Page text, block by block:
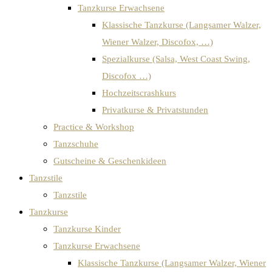
Tanzkurse Erwachsene
Klassische Tanzkurse (Langsamer Walzer,
Wiener Walzer, Discofox, …)
Spezialkurse (Salsa, West Coast Swing,
Discofox …)
Hochzeitscrashkurs
Privatkurse & Privatstunden
Practice & Workshop
Tanzschuhe
Gutscheine & Geschenkideen
Tanzstile
Tanzstile
Tanzkurse
Tanzkurse Kinder
Tanzkurse Erwachsene
Klassische Tanzkurse (Langsamer Walzer, Wiener